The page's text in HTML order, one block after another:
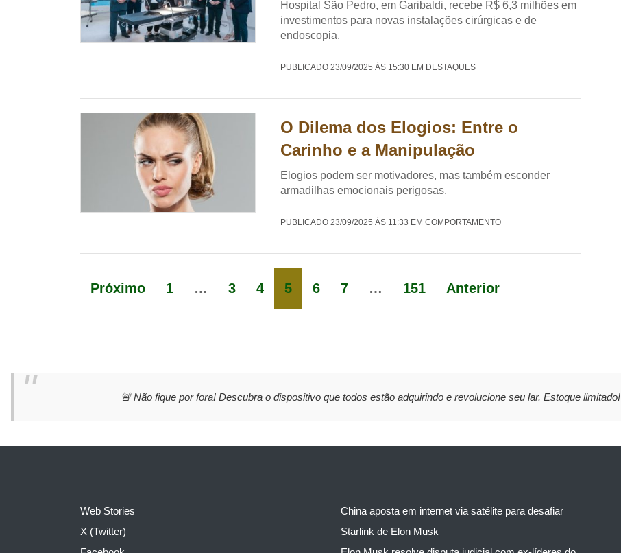
Hospital São Pedro, em Garibaldi, recebe R$ 6,3 milhões em
investimentos para novas instalações cirúrgicas e de
endoscopia.
PUBLICADO 23/09/2025 ÀS 15:30 EM DESTAQUES
O Dilema dos Elogios: Entre o
Carinho e a Manipulação
Elogios podem ser motivadores, mas também esconder
armadilhas emocionais perigosas.
PUBLICADO 23/09/2025 ÀS 11:33 EM COMPORTAMENTO
Próximo 1 … 3 4 5 6 7 … 151 Anterior
🚨 Não fique por fora! Descubra o dispositivo que todos estão adquirindo e revolucione seu lar. Estoque limitado!
Web Stories
X (Twitter)
China aposta em internet via satélite para desafiar
Starlink de Elon Musk